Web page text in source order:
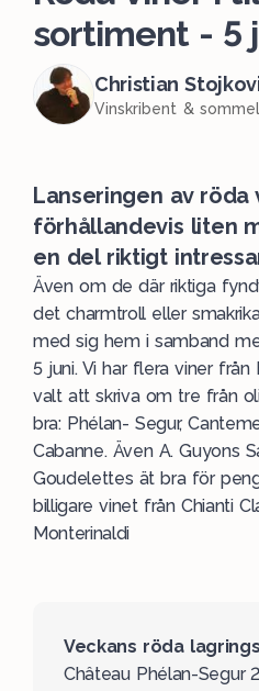
sortiment - 5
Christian
Vinskribent &
Lanseringen av röda
förhållandevis liten
en del riktigt
Även om de där riktiga
det charmtroll eller
med sig hem i samband
5 juni. Vi har flera viner
valt att skriva om tre från
bra: Phélan- Segur,
Cabanne. Även A. Guyons
Goudelettes ät bra för
billigare vinet från Chianti
Monterinaldi
Veckans röda
Château Phélan-Segur